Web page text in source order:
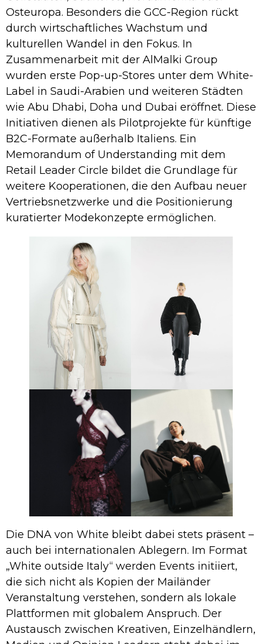
Osteuropa. Besonders die GCC-Region rückt
durch wirtschaftliches Wachstum und
kulturellen Wandel in den Fokus. In
Zusammenarbeit mit der AlMalki Group
wurden erste Pop-up-Stores unter dem White-
Label in Saudi-Arabien und weiteren Städten
wie Abu Dhabi, Doha und Dubai eröffnet. Diese
Initiativen dienen als Pilotprojekte für künftige
B2C-Formate außerhalb Italiens. Ein
Memorandum of Understanding mit dem
Retail Leader Circle bildet die Grundlage für
weitere Kooperationen, die den Aufbau neuer
Vertriebsnetzwerke und die Positionierung
kuratierter Modekonzepte ermöglichen.
Die DNA von White bleibt dabei stets präsent –
auch bei internationalen Ablegern. Im Format
„White outside Italy“ werden Events initiiert,
die sich nicht als Kopien der Mailänder
Veranstaltung verstehen, sondern als lokale
Plattformen mit globalem Anspruch. Der
Austausch zwischen Kreativen, Einzelhändlern,